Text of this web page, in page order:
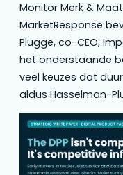
Monitor Merk &
MarketResponse
Plugge, co-CEO,
het onderstaande
veel keuzes dat
aldus Hasselman-